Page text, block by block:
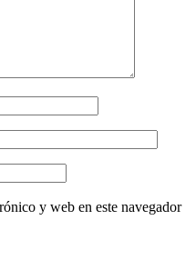
y web en este navegador